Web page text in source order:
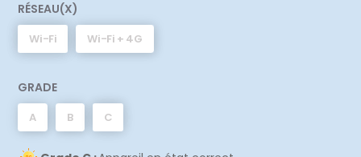
RÉSEAU(X)
Wi-Fi Wi-Fi + 4G
GRADE
A B C